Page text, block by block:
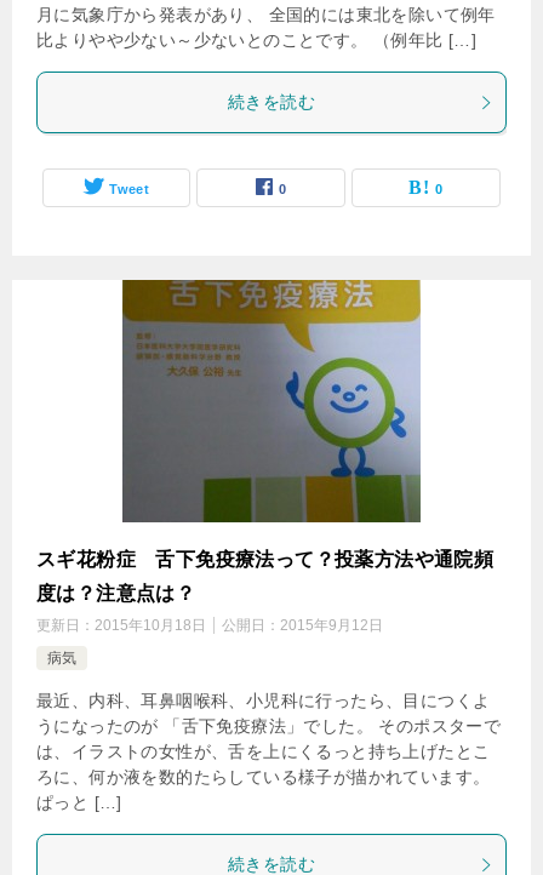
月に気象庁から発表があり、 全国的には東北を除いて例年
比よりやや少ない～少ないとのことです。 （例年比 […]
続きを読む
Tweet 0 0
スギ花粉症 舌下免疫療法って？投薬方法や通院頻
度は？注意点は？
更新日： 2015年10月18日 公開日： 2015年9月12日
病気
最近、内科、耳鼻咽喉科、小児科に行ったら、目につくよ
うになったのが 「舌下免疫療法」でした。 そのポスターで
は、イラストの女性が、舌を上にくるっと持ち上げたとこ
ろに、何か液を数的たらしている様子が描かれています。
ぱっと […]
続きを読む